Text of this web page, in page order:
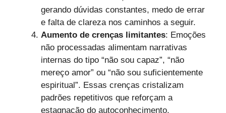
gerando dúvidas constantes, medo de errar
e falta de clareza nos caminhos a seguir.
Aumento de crenças limitantes: Emoções
não processadas alimentam narrativas
internas do tipo “não sou capaz”, “não
mereço amor” ou “não sou suficientemente
espiritual”. Essas crenças cristalizam
padrões repetitivos que reforçam a
estagnação do autoconhecimento.